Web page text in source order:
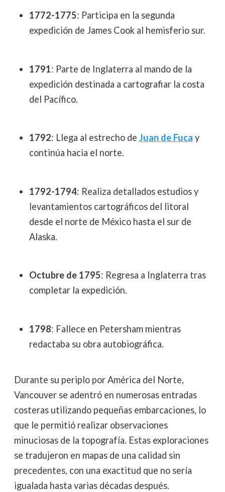
1772-1775: Participa en la segunda
expedición de James Cook al hemisferio sur.
1791: Parte de Inglaterra al mando de la
expedición destinada a cartografiar la costa
del Pacífico.
1792: Llega al estrecho de Juan de Fuca y
continúa hacia el norte.
1792-1794: Realiza detallados estudios y
levantamientos cartográficos del litoral
desde el norte de México hasta el sur de
Alaska.
Octubre de 1795: Regresa a Inglaterra tras
completar la expedición.
1798: Fallece en Petersham mientras
redactaba su obra autobiográfica.
Durante su periplo por América del Norte,
Vancouver se adentró en numerosas entradas
costeras utilizando pequeñas embarcaciones, lo
que le permitió realizar observaciones
minuciosas de la topografía. Estas exploraciones
se tradujeron en mapas de una calidad sin
precedentes, con una exactitud que no sería
igualada hasta varias décadas después.